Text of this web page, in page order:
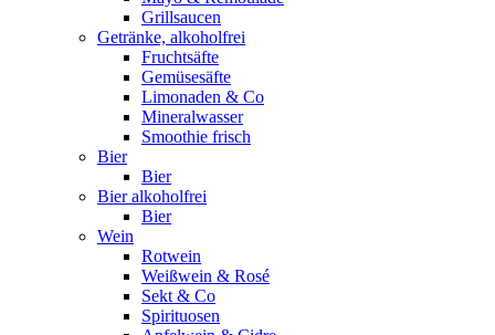
Grillsaucen
Getränke, alkoholfrei
Fruchtsäfte
Gemüsesäfte
Limonaden & Co
Mineralwasser
Smoothie frisch
Bier
Bier
Bier alkoholfrei
Bier
Wein
Rotwein
Weißwein & Rosé
Sekt & Co
Spirituosen